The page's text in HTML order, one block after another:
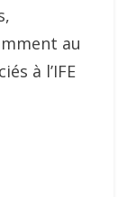
au
à l’IFE